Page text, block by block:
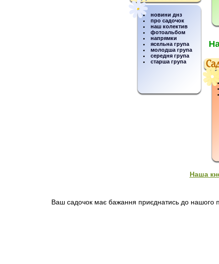
новини днз
про садочок
наш колектив
фотоальбом
напрямки
ясельна група
молодша група
середня група
старша група
Наша
Ваш садочок має бажання приєднатись до нашого